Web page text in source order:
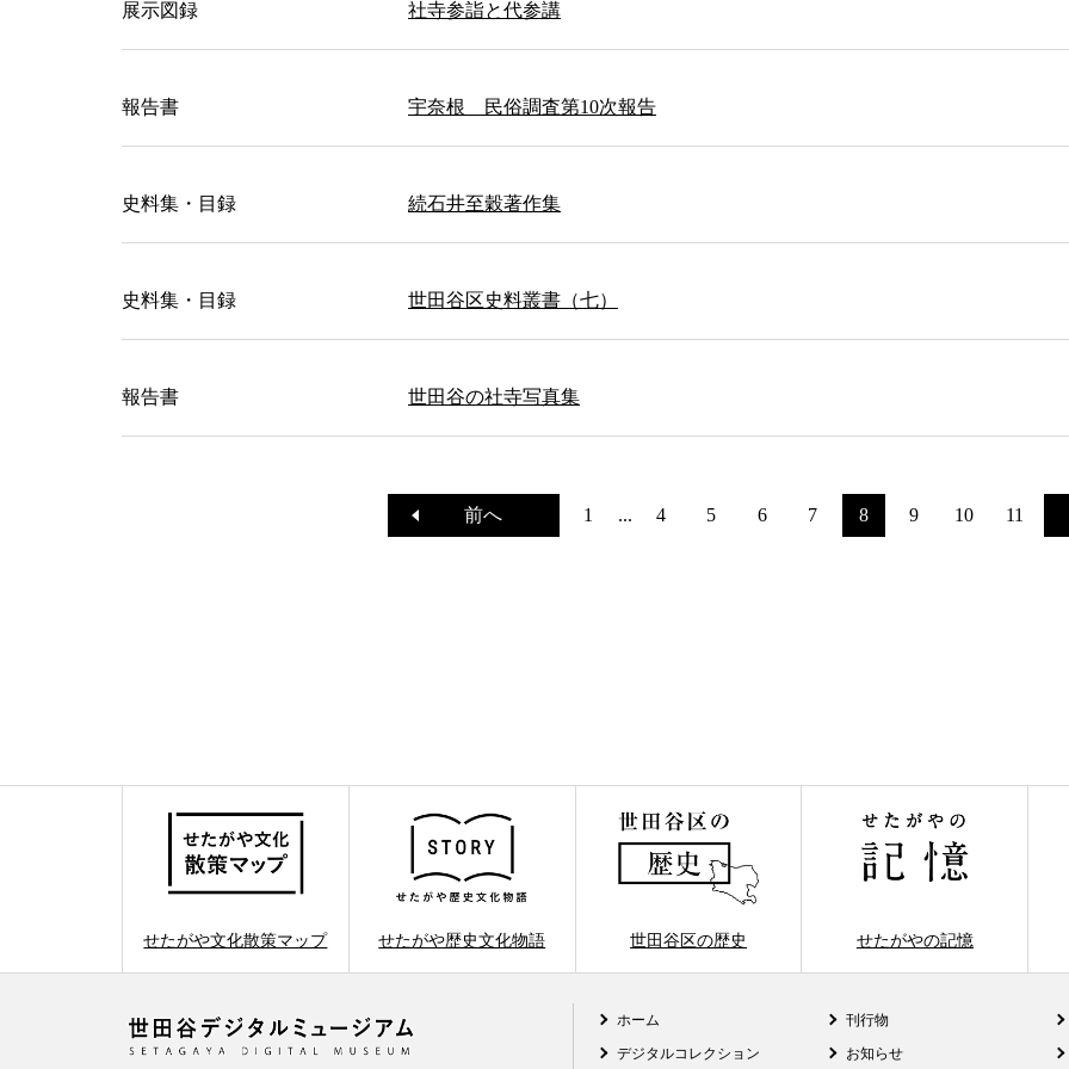
展示図録 社寺参詣と代参講
報告書 宇奈根 民俗調査第10次報告
史料集・目録 続石井至穀著作集
史料集・目録 世田谷区史料叢書（七）
報告書 世田谷の社寺写真集
前へ 1 ... 4 5 6 7 8 9 10 11
せたがや文化散策マップ せたがや歴史文化物語 世田谷区の歴史 せたがやの記憶
ホーム
デジタルコレクション
刊行物
お知らせ